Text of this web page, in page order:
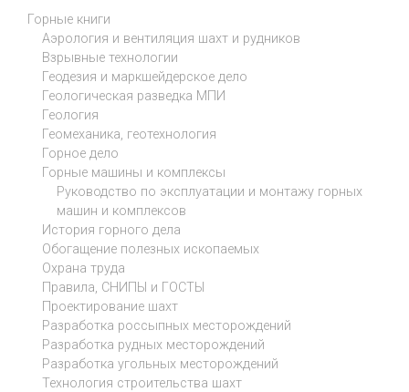
Горные книги
Аэрология и вентиляция шахт и рудников
Взрывные технологии
Геодезия и маркшейдерское дело
Геологическая разведка МПИ
Геология
Геомеханика, геотехнология
Горное дело
Горные машины и комплексы
Руководство по эксплуатации и монтажу горных
машин и комплексов
История горного дела
Обогащение полезных ископаемых
Охрана труда
Правила, СНИПЫ и ГОСТЫ
Проектирование шахт
Разработка россыпных месторождений
Разработка рудных месторождений
Разработка угольных месторождений
Технология строительства шахт